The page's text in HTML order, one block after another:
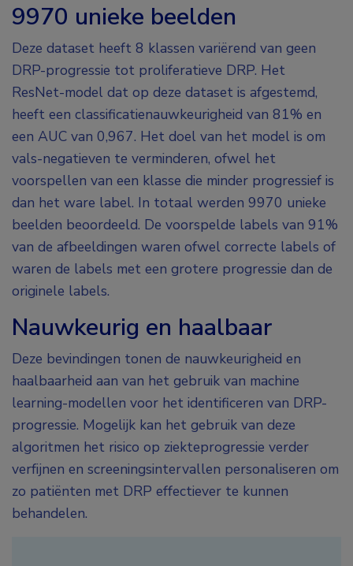
9970 unieke beelden
Deze dataset heeft 8 klassen variërend van geen
DRP-progressie tot proliferatieve DRP. Het
ResNet-model dat op deze dataset is afgestemd,
heeft een classificatienauwkeurigheid van 81% en
een AUC van 0,967. Het doel van het model is om
vals-negatieven te verminderen, ofwel het
voorspellen van een klasse die minder progressief is
dan het ware label. In totaal werden 9970 unieke
beelden beoordeeld. De voorspelde labels van 91%
van de afbeeldingen waren ofwel correcte labels of
waren de labels met een grotere progressie dan de
originele labels.
Nauwkeurig en haalbaar
Deze bevindingen tonen de nauwkeurigheid en
haalbaarheid aan van het gebruik van machine
learning-modellen voor het identificeren van DRP-
progressie. Mogelijk kan het gebruik van deze
algoritmen het risico op ziekteprogressie verder
verfijnen en screeningsintervallen personaliseren om
zo patiënten met DRP effectiever te kunnen
behandelen.